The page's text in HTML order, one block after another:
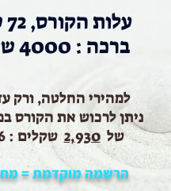
ברכה : 4000 שקלים
למהירי החלטה, ורק עד
ניתן לרכוש את הקורס
של 2,930 שקלים : 5
הרשמה מוקדמת =